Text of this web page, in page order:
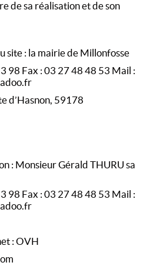
de sa réalisation et de son
site : la mairie de Millonfosse
98 Fax : 03 27 48 48 53 Mail :
d’Hasnon, 59178
: Monsieur Gérald THURU sa
98 Fax : 03 27 48 48 53 Mail :
: OVH